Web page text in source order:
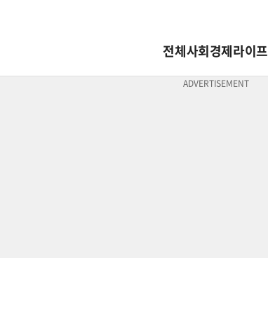
전체사회경제라이프